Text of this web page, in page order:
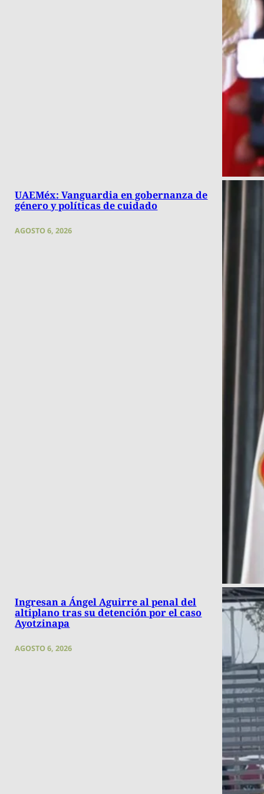
UAEMéx: Vanguardia en gobernanza de
género y políticas de cuidado
AGOSTO 6, 2026
Ingresan a Ángel Aguirre al penal del
altiplano tras su detención por el caso
Ayotzinapa
AGOSTO 6, 2026